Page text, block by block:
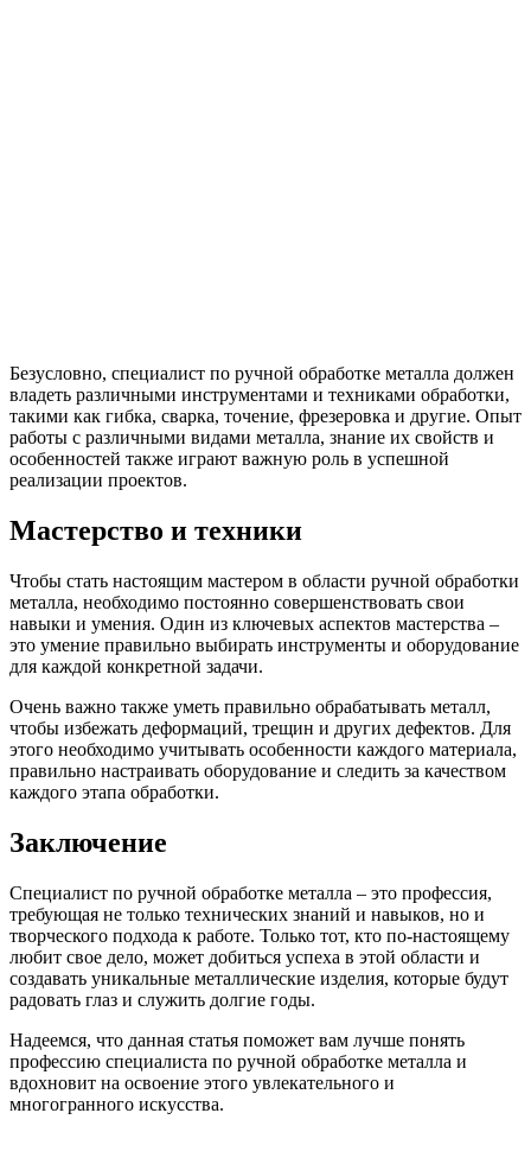
Безусловно, специалист по ручной обработке металла должен
владеть различными инструментами и техниками обработки,
такими как гибка, сварка, точение, фрезеровка и другие. Опыт
работы с различными видами металла, знание их свойств и
особенностей также играют важную роль в успешной
реализации проектов.
Мастерство и техники
Чтобы стать настоящим мастером в области ручной обработки
металла, необходимо постоянно совершенствовать свои
навыки и умения. Один из ключевых аспектов мастерства –
это умение правильно выбирать инструменты и оборудование
для каждой конкретной задачи.
Очень важно также уметь правильно обрабатывать металл,
чтобы избежать деформаций, трещин и других дефектов. Для
этого необходимо учитывать особенности каждого материала,
правильно настраивать оборудование и следить за качеством
каждого этапа обработки.
Заключение
Специалист по ручной обработке металла – это профессия,
требующая не только технических знаний и навыков, но и
творческого подхода к работе. Только тот, кто по-настоящему
любит свое дело, может добиться успеха в этой области и
создавать уникальные металлические изделия, которые будут
радовать глаз и служить долгие годы.
Надеемся, что данная статья поможет вам лучше понять
профессию специалиста по ручной обработке металла и
вдохновит на освоение этого увлекательного и
многогранного искусства.